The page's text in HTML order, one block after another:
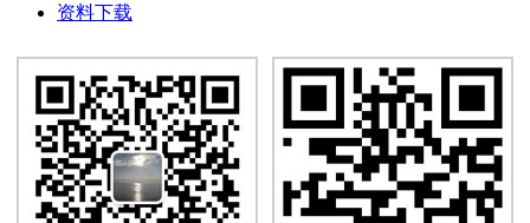
资料下载